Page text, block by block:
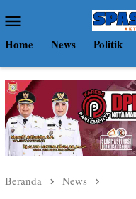
ke
kontenMobile
Home News Politik
Beranda News